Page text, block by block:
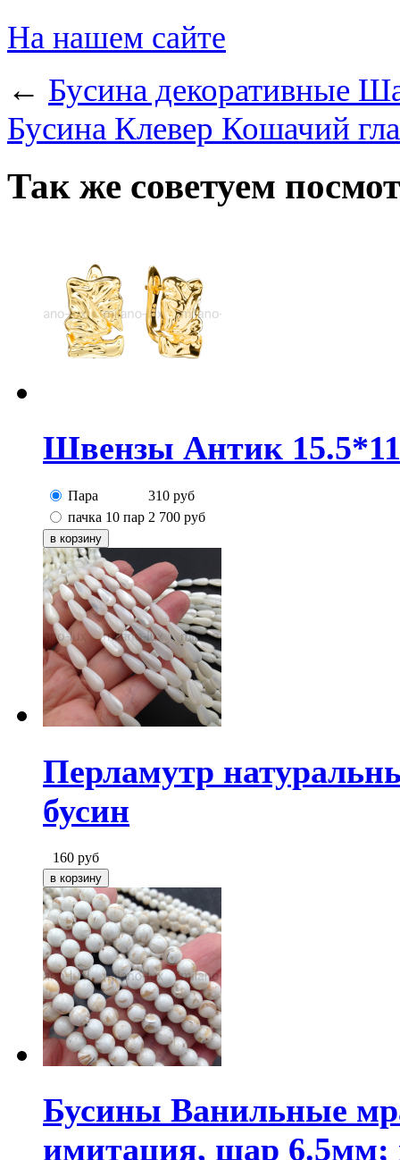
На нашем сайте
← Бусина декоративные
Бусина Клевер Кошачий
Так же советуем
Швензы Антик
Пара 310 руб
пачка 10 пар 2 700 руб
Перламутр
бусин
160 руб
Бусины Ванильные
имитация, шар 6.5мм;